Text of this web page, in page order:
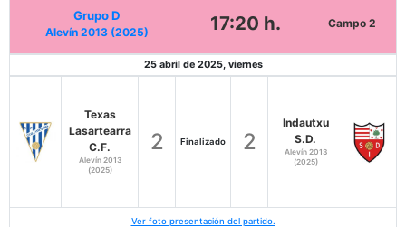
Grupo D
Alevín 2013 (2025) 17:20 h. Campo 2
25 abril de 2025, viernes
Texas
Lasartearra
C.F.
Alevín 2013
(2025)
2 Finalizado 2
Indautxu
S.D.
Alevín 2013
(2025)
Ver foto presentación del partido.